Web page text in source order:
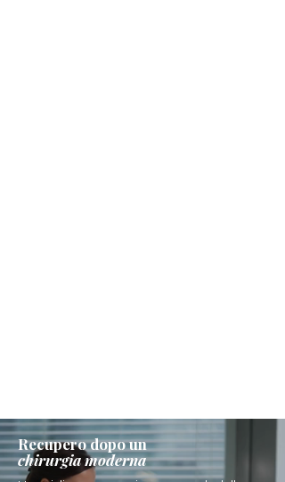
Recupero dopo un
chirurgia moderna